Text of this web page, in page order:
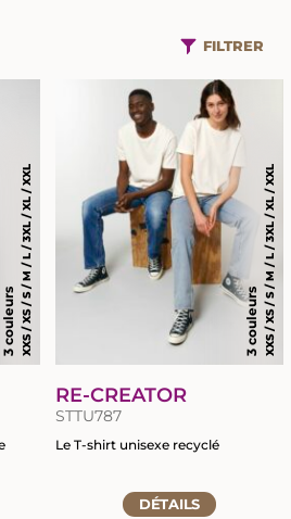
FILTRER
3 couleursXXS / XS / S / M / L / 3XL / XL / XXL 3 couleursXXS / XS / S / M / L / 3XL / XL / XXL
RE-CREATOR
STTU787
Le T-shirt unisexe recyclé
DÉTAILS